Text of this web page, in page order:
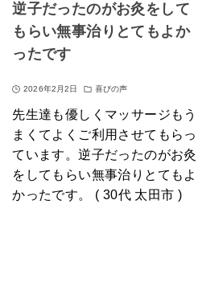
逆子だったのがお灸をして
もらい無事治りとてもよか
ったです
2026年2月2日 喜びの声
先生達も優しくマッサージもう
まくてよくご利用させてもらっ
ています。逆子だったのがお灸
をしてもらい無事治りとてもよ
かったです。 ( 30代 太田市 )